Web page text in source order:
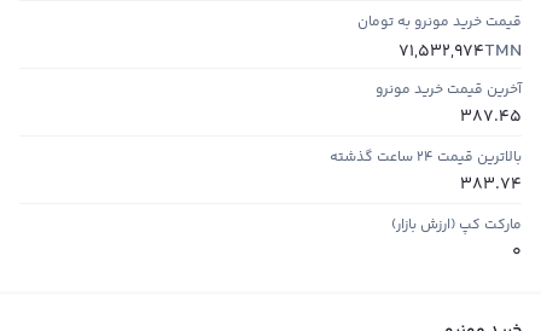
قیمت خرید مونرو به تومان
TMN
71,532,974
آخرین قیمت خرید مونرو
387.45
بالاترین قیمت ۲۴ ساعت گذشته
383.74
مارکت کپ (ارزش بازار)
0